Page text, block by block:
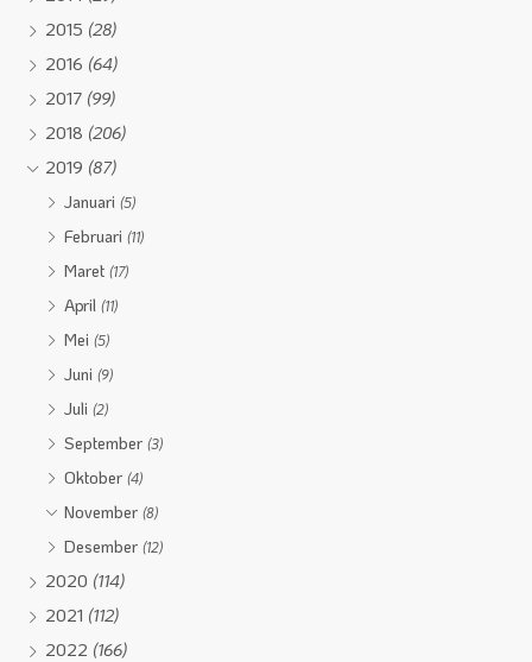
2015 (28)
2016 (64)
2017 (99)
2018 (206)
2019 (87)
Januari(5)
Februari(11)
Maret(17)
April(11)
Mei(5)
Juni(9)
Juli(2)
September(3)
Oktober(4)
November(8)
Desember(12)
2020 (114)
2021 (112)
2022 (166)